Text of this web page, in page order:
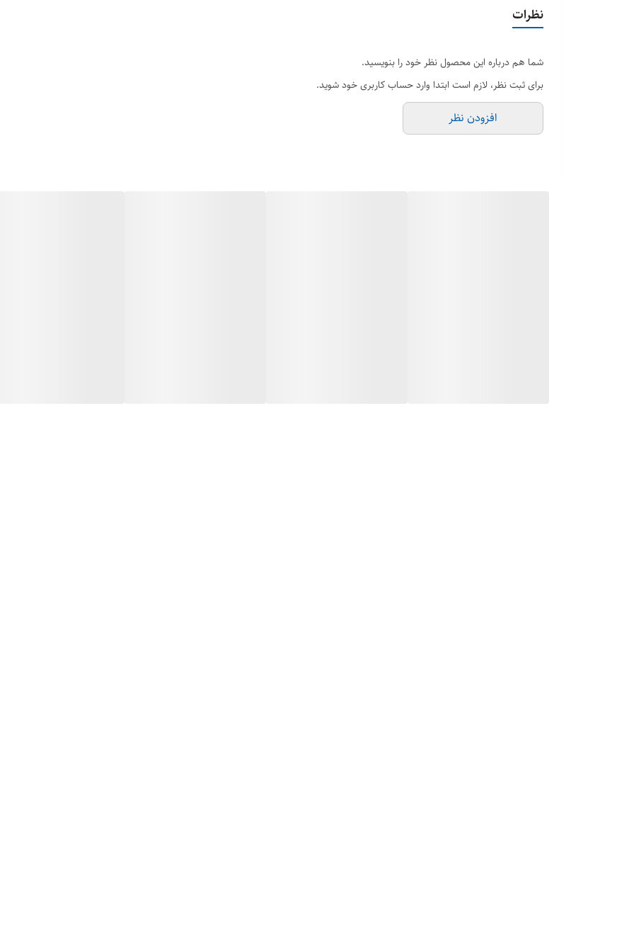
دارای دکمه اضافی زیر دسته با قابلیت برنامه ریزی
نظرات
شما هم درباره این محصول نظر خود را بنویسید.
برای ثبت نظر، لازم است ابتدا وارد حساب کاربری خود شوید.
افزودن نظر